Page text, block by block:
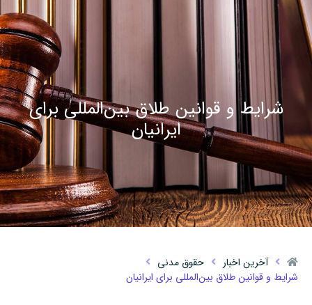
شرایط و قوانین طلاق بین‌المللی برای
ایرانیان
آخرین اخبار
حقوق مدنی
شرایط و قوانین طلاق بین‌المللی برای ایرانیان